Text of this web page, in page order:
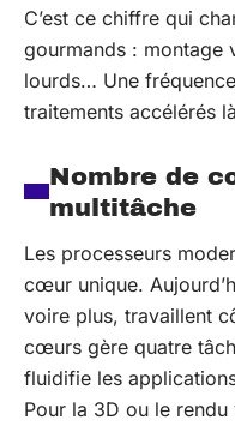
C’est ce chiffre qui
gourmands : montage
lourds… Une fréquence
traitements accélérés
Nombre de
multitâche
Les processeurs
cœur unique.
voire plus, travaillent
cœurs gère quatre
fluidifie les
Pour la 3D ou le